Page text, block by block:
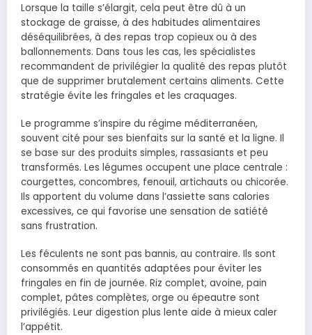
Lorsque la taille s’élargit, cela peut être dû à un
stockage de graisse, à des habitudes alimentaires
déséquilibrées, à des repas trop copieux ou à des
ballonnements. Dans tous les cas, les spécialistes
recommandent de privilégier la qualité des repas plutôt
que de supprimer brutalement certains aliments. Cette
stratégie évite les fringales et les craquages.
Le programme s’inspire du régime méditerranéen,
souvent cité pour ses bienfaits sur la santé et la ligne. Il
se base sur des produits simples, rassasiants et peu
transformés. Les légumes occupent une place centrale :
courgettes, concombres, fenouil, artichauts ou chicorée.
Ils apportent du volume dans l’assiette sans calories
excessives, ce qui favorise une sensation de satiété
sans frustration.
Les féculents ne sont pas bannis, au contraire. Ils sont
consommés en quantités adaptées pour éviter les
fringales en fin de journée. Riz complet, avoine, pain
complet, pâtes complètes, orge ou épeautre sont
privilégiés. Leur digestion plus lente aide à mieux caler
l’appétit.